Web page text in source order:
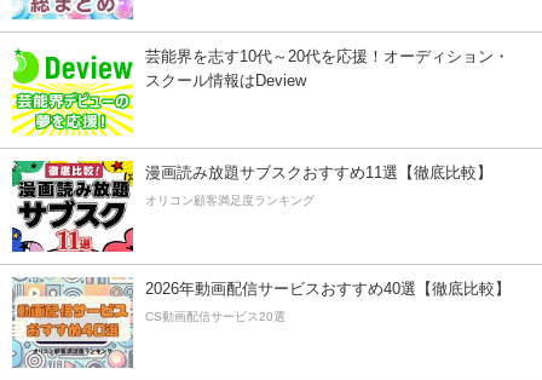
芸能界を志す10代～20代を応援！オーディション・
スクール情報はDeview
漫画読み放題サブスクおすすめ11選【徹底比較】
オリコン顧客満足度ランキング
2026年動画配信サービスおすすめ40選【徹底比較】
CS動画配信サービス20選